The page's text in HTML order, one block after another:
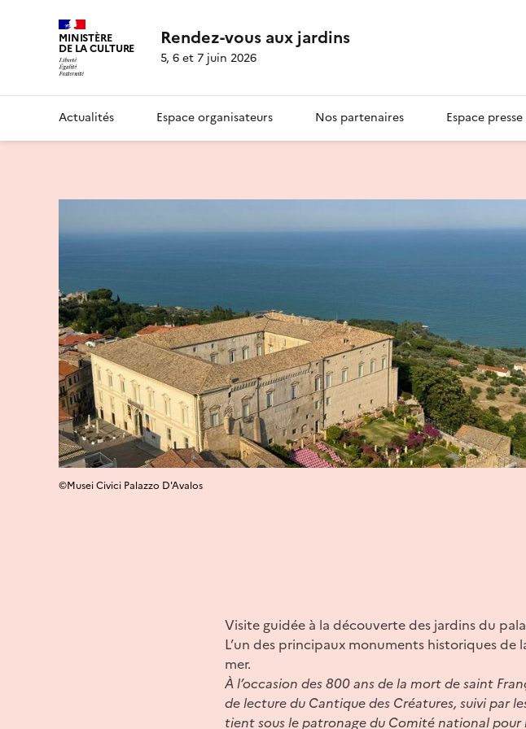
MINISTÈRE
DE LA CULTURE Rendez-vous aux jardins
5, 6 et 7 juin 2026
Actualités Espace organisateurs Nos partenaires Espace presse
©Musei Civici Palazzo D'Avalos
Visite guidée à la découverte des jardins du
L’un des principaux monuments historiques
mer.
À l’occasion des 800 ans de la mort de saint
de lecture du Cantique des Créatures, suivi par
tient sous le patronage du Comité national